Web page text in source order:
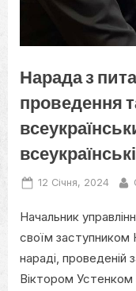
Нарада з
проведення
Posted
12 Січня, 2024
Начальник
своїм заступником
нараді, проведеній
Віктором Устенком